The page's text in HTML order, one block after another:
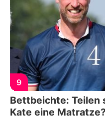
9
Bettbeichte: Teilen
Kate eine Matratze?